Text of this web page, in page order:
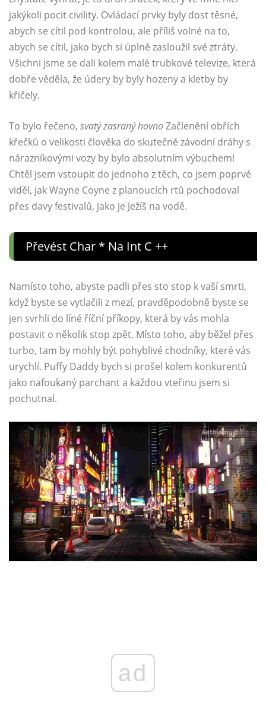
jakýkoli pocit civility. Ovládací prvky byly dost těsné,
abych se cítil pod kontrolou, ale příliš volné na to,
abych se cítil, jako bych si úplně zasloužil své ztráty.
Všichni jsme se dali kolem malé trubkové televize, která
dobře věděla, že údery by byly hozeny a kletby by
křičely.
To bylo řečeno, svatý zasraný hovnoZačlenění obřích
křečků o velikosti člověka do skutečné závodní dráhy s
nárazníkovými vozy by bylo absolutním výbuchem!
Chtěl jsem vstoupit do jednoho z těch, co jsem poprvé
viděl, jak Wayne Coyne z planoucích rtů pochodoval
přes davy festivalů, jako je Ježíš na vodě.
Převést Char * Na Int C ++
Namísto toho, abyste padli přes sto stop k vaší smrti,
když byste se vytlačili z mezí, pravděpodobně byste se
jen svrhli do líné říční příkopy, která by vás mohla
postavit o několik stop zpět. Místo toho, aby běžel přes
turbo, tam by mohly být pohyblivé chodníky, které vás
urychlí. Puffy Daddy bych si prošel kolem konkurentů
jako nafoukaný parchant a každou vteřinu jsem si
pochutnal.
ad